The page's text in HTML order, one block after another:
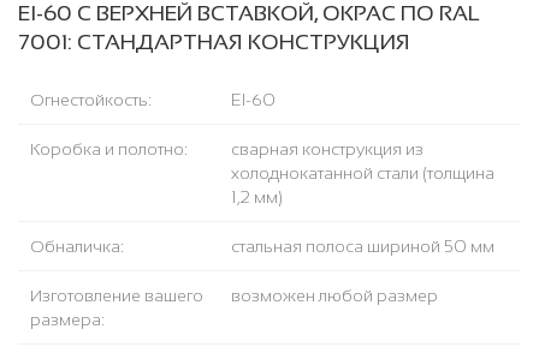
EI-60 С ВЕРХНЕЙ ВСТАВКОЙ, ОКРАС ПО RAL
7001: СТАНДАРТНАЯ КОНСТРУКЦИЯ
Огнестойкость: EI-60
Коробка и полотно:
сварная конструкция из
холоднокатанной стали (толщина
1,2 мм)
Обналичка: стальная полоса шириной 50 мм
Изготовление вашего
размера:
возможен любой размер